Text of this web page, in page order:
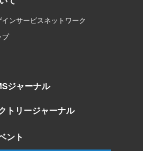
ンサービスネットワーク
プ
ジャーナル
トリージャーナル
ント